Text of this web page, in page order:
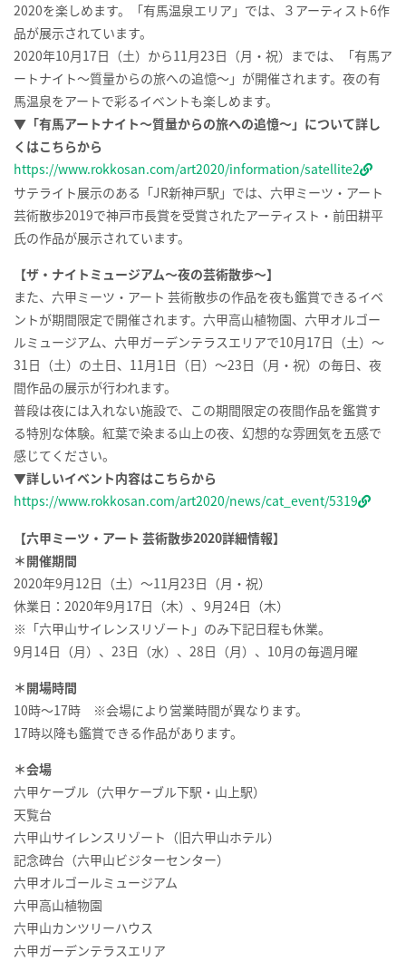
2020を楽しめます。「有馬温泉エリア」では、３アーティスト6作
品が展示されています。
2020年10月17日（土）から11月23日（月・祝）までは、「有馬ア
ートナイト～質量からの旅への追憶～」が開催されます。夜の有
馬温泉をアートで彩るイベントも楽しめます。
▼ 「有馬アートナイト～質量からの旅への追憶～」について詳し
くはこちらから
https://www.rokkosan.com/art2020/information/satellite2
サテライト展示のある「JR新神戸駅」では、六甲ミーツ・アート
芸術散歩2019で神戸市長賞を受賞されたアーティスト・前田耕平
氏の作品が展示されています。
【ザ・ナイトミュージアム～夜の芸術散歩～】
また、六甲ミーツ・アート 芸術散歩の作品を夜も鑑賞できるイベ
ントが期間限定で開催されます。六甲高山植物園、六甲オルゴー
ルミュージアム、六甲ガーデンテラスエリアで10月17日（土）～
31日（土）の土日、 11月1日（日）～23日（月・祝）の毎日、夜
間作品の展示が行われます。
普段は夜には入れない施設で、この期間限定の夜間作品を鑑賞す
る特別な体験。紅葉で染まる山上の夜、幻想的な雰囲気を五感で
感じてください。
▼詳しいイベント内容はこちらから
https://www.rokkosan.com/art2020/news/cat_event/5319
【六甲ミーツ・アート 芸術散歩2020詳細情報】
＊開催期間
2020年9月12日（土）～11月23日（月・祝）
休業日： 2020年9月17日（木）、 9月24日（木）
※ 「六甲山サイレンスリゾート」のみ下記日程も休業。
9月14日（月）、 23日（水）、 28日（月）、 10月の毎週月曜
＊開場時間
10時～17時 ※会場により営業時間が異なります。
17時以降も鑑賞できる作品があります。
＊会場
六甲ケーブル（六甲ケーブル下駅・山上駅）
天覧台
六甲山サイレンスリゾート（旧六甲山ホテル）
記念碑台（六甲山ビジターセンター）
六甲オルゴールミュージアム
六甲高山植物園
六甲山カンツリーハウス
六甲ガーデンテラスエリア